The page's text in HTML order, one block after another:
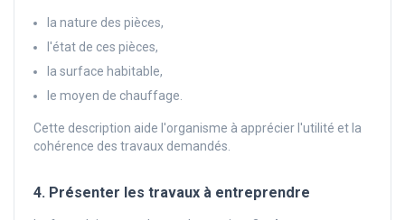
la nature des pièces,
l'état de ces pièces,
la surface habitable,
le moyen de chauffage.
Cette description aide l'organisme à apprécier l'utilité et la
cohérence des travaux demandés.
4. Présenter les travaux à entreprendre